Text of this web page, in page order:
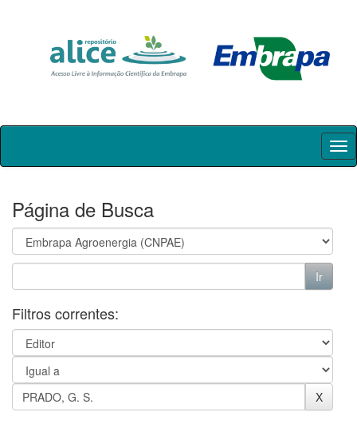
Skip
Página de Busca
Filtros correntes: